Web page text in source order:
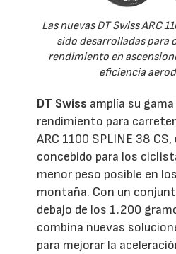
Las nuevas DT Swiss ARC
sido desarrolladas para
rendimiento en
eficiencia
DT Swiss amplía su
rendimiento para
ARC 1100 SPLINE 38
concebido para los
menor peso posible en
montaña. Con un
debajo de los 1.200
combina nuevas
para mejorar la